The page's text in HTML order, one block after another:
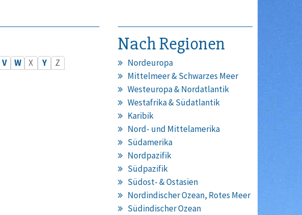
V W X Y Z
Nach Regionen
Nordeuropa
Mittelmeer & Schwarzes Meer
Westeuropa & Nordatlantik
Westafrika & Südatlantik
Karibik
Nord- und Mittelamerika
Südamerika
Nordpazifik
Südpazifik
Südost- & Ostasien
Nordindischer Ozean, Rotes Meer
Südindischer Ozean